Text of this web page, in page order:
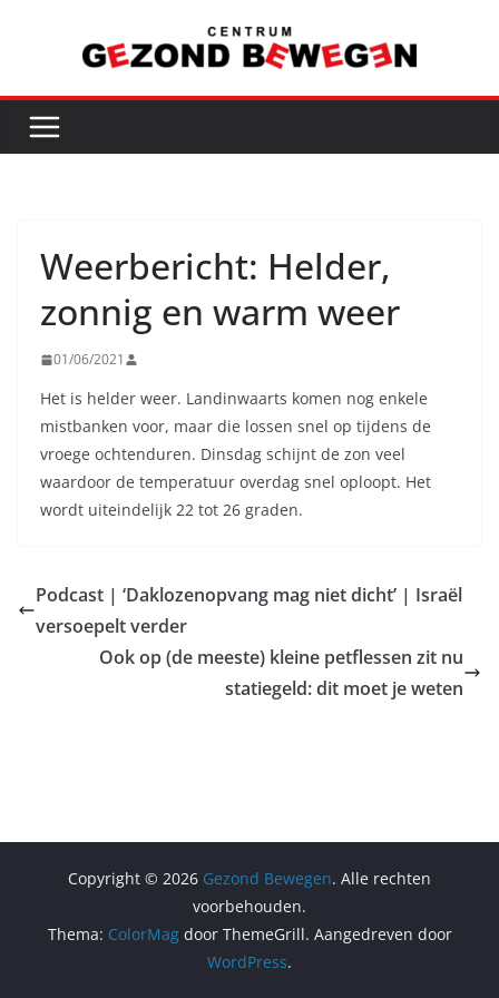
inhoud
Weerbericht: Helder,
zonnig en warm weer
01/06/2021
Het is helder weer. Landinwaarts komen nog enkele
mistbanken voor, maar die lossen snel op tijdens de
vroege ochtenduren. Dinsdag schijnt de zon veel
waardoor de temperatuur overdag snel oploopt. Het
wordt uiteindelijk 22 tot 26 graden.
Podcast | ‘Daklozenopvang mag niet dicht’ | Israël
versoepelt verder
Ook op (de meeste) kleine petflessen zit nu
statiegeld: dit moet je weten
Copyright © 2026 Gezond Bewegen. Alle rechten
voorbehouden.
Thema: ColorMagdoor ThemeGrill. Aangedreven door
WordPress.